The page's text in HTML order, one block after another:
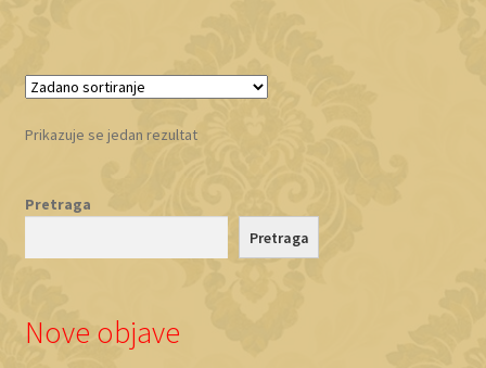
Prikazuje se jedan rezultat
Pretraga
Pretraga
Nove objave